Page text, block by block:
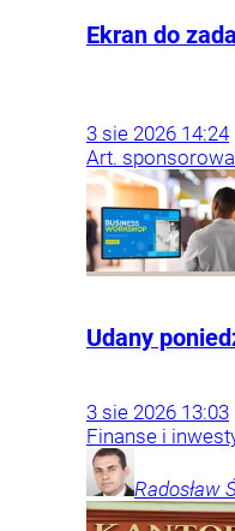
Ekran do
3 sie 2026 14:24
Art.
Udany
3 sie 2026 13:03
Finanse i
Radosław